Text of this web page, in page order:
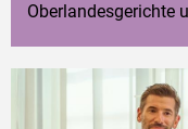
Oberlandesgerichte